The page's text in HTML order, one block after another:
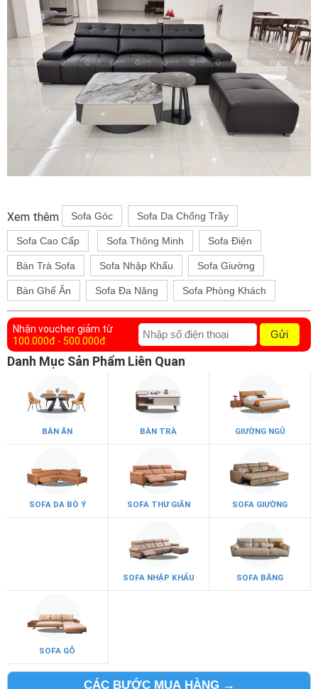
Xem thêm Sofa Góc Sofa Da Chống Trầy
Sofa Cao Cấp Sofa Thông Minh Sofa Điện
Bàn Trà Sofa Sofa Nhập Khẩu Sofa Giường
Bàn Ghế Ăn Sofa Đa Năng Sofa Phòng Khách
Nhận voucher giảm từ
100.000đ - 500.000đ
Gửi
Danh Mục Sản Phẩm Liên Quan
BÀN ĂN BÀN TRÀ GIƯỜNG NGỦ
SOFA DA BÒ Ý SOFA THƯ GIÃN SOFA GIƯỜNG
SOFA NHẬP KHẨU SOFA BĂNG
SOFA GỖ
CÁC BƯỚC MUA HÀNG →